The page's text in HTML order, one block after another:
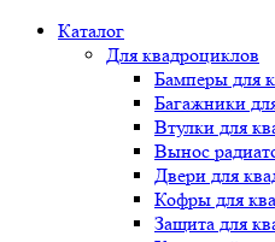
Каталог
Для квадроциклов
Бамперы для
Багажники
Втулки для
Вынос
Двери для
Кофры для
Защита для